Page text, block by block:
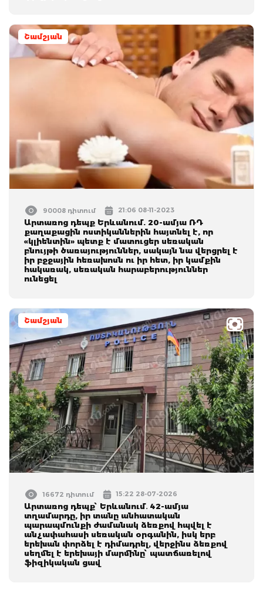
Շամշյան
90008 դիտում 21:06 08-11-2023
Արտառոց դեպք Երևանում. 20-ամյա ՌԴ
քաղաքացին ոստիկաններին հայտնել է, որ
«կլիենտին» պետք է մատուցեր սեռական
բնույթի ծառայություններ, սակայն նա վերցրել է
իր բջջային հեռախոսն ու իր հետ, իր կամքին
հակառակ, սեռական հարաբերություններ
ունեցել
Շամշյան
16672 դիտում 15:22 28-07-2026
Արտառոց դեպք՝ Երևանում․ 42-ամյա
տղամարդը, իր տանը անհատական
պարապմունքի ժամանակ ձեռքով հպվել է
անչափահասի սեռական օրգանին, իսկ երբ
երեխան փորձել է դիմադրել, վերջինս ձեռքով
սեղմել է երեխայի մարմինը՝ պատճառելով
ֆիզիկական ցավ